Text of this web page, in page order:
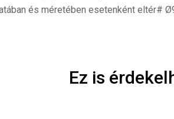
és méretében esetenként eltér#
Ez is